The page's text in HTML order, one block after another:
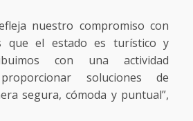
nuestro compromiso con
que el estado es turístico y
con una actividad
soluciones de
segura, cómoda y puntual”,